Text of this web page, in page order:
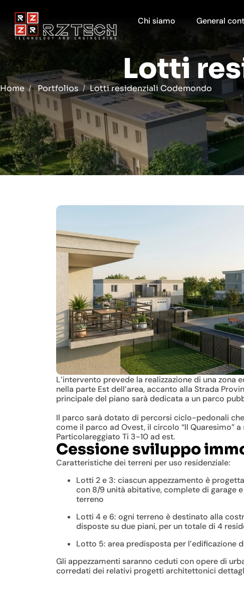
Chi siamo General
Lotti
Home Portfolios Lotti residenziali Codemondo
L’intervento prevede la realizzazione di una zona
nella parte Est dell’area, accanto alla Strada
principale del piano sarà dedicata a un parco
Il parco sarà dotato di percorsi ciclo-pedonali
come il parco ad Ovest, il circolo “Il Quaresimo”
Particolareggiato Ti 3-10 ad est.
Cessione sviluppo
Caratteristiche dei terreni per uso residenziale:
Lotti 2 e 3: ciascun appezzamento è
con 8/9 unità abitative, complete di garage
terreno
Lotti 4 e 6: ogni terreno è destinato alla
disposte su due piani, per un totale di 4
Lotto 5: area predisposta per l’edificazione
Gli appezzamenti saranno ceduti con opere di
corredati dei relativi progetti architettonici